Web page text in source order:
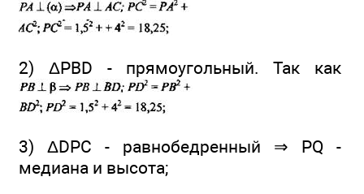
2) ΔPBD - прямоугольный. Так как
3) ΔDPC - равнобедренный ⇒ PQ -
медиана и высота;